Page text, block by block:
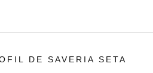
DE SAVERIA SETA